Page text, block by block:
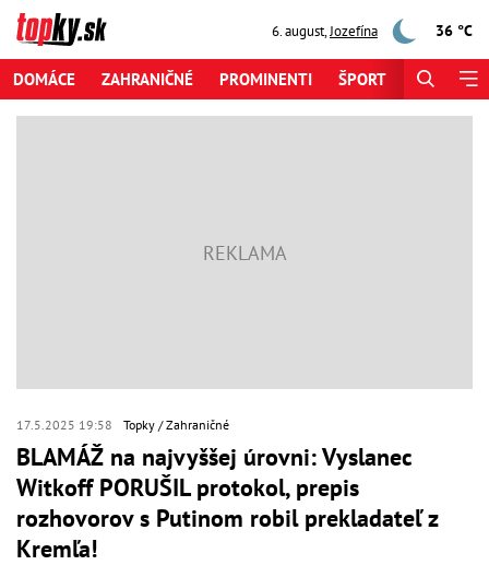
6. august,Jozefína 36 °C
DOMÁCE ZAHRANIČNÉ PROMINENTI ŠPORT
17.5.2025 19:58 Topky Zahraničné
BLAMÁŽ na najvyššej úrovni: Vyslanec
Witkoff PORUŠIL protokol, prepis
rozhovorov s Putinom robil prekladateľ z
Kremľa!